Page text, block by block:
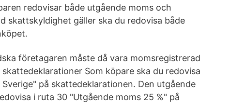
redovisar både utgående moms och
skattskyldighet gäller ska du redovisa både
företagaren måste då vara momsregistrerad
skattedeklarationer Som köpare ska du redovisa
på skattedeklarationen. Den utgående
i ruta 30 "Utgående moms 25 %" på